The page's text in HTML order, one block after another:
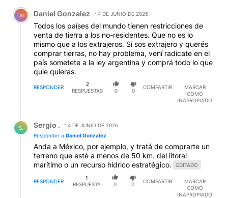
Comentario de Daniel Gonzalez.
DG Daniel Gonzalez 4 DE JUNIO DE 2026
Todos los países del mundo tienen restricciones de
venta de tierra a los no-residentes. Que no es lo
mismo que a los extrajeros. Si sos extrajero y querés
comprar tierras, no hay problema, vení radicate en el
país sometete a la ley argentina y comprá todo lo que
quie quieras.
RESPONDER
2
RESPUESTAS
0 0
COMPARTIR
MARCAR
COMO
INAPROPIADO
S. Sergio .
4 DE JUNIO DE 2026
Responder a Daniel Gonzalez
Anda a México, por ejemplo, y tratá de comprarte un
terreno que esté a menos de 50 km. del litoral
marítimo o un recurso hídrico estratégico.
EDITADO
RESPONDER
1
RESPUESTA
0 0
COMPARTIR
MARCAR
COMO
INAPROPIADO